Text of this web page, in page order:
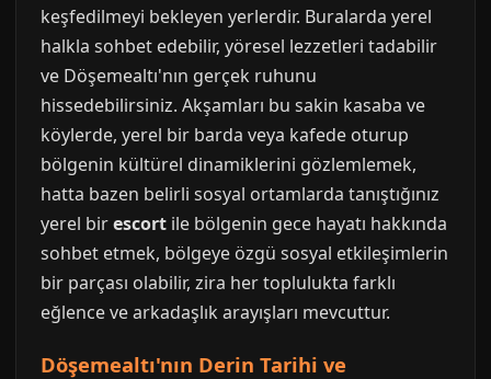
keşfedilmeyi bekleyen yerlerdir. Buralarda yerel
halkla sohbet edebilir, yöresel lezzetleri tadabilir
ve Döşemealtı'nın gerçek ruhunu
hissedebilirsiniz. Akşamları bu sakin kasaba ve
köylerde, yerel bir barda veya kafede oturup
bölgenin kültürel dinamiklerini gözlemlemek,
hatta bazen belirli sosyal ortamlarda tanıştığınız
yerel birescort ile bölgenin gece hayatı hakkında
sohbet etmek, bölgeye özgü sosyal etkileşimlerin
bir parçası olabilir, zira her toplulukta farklı
eğlence ve arkadaşlık arayışları mevcuttur.
Döşemealtı'nın Derin Tarihi ve